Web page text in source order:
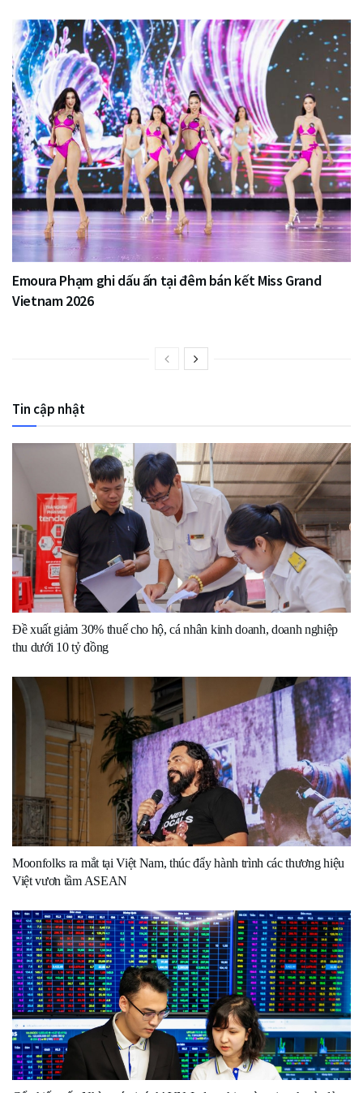
Emoura Phạm ghi dấu ấn tại đêm bán kết Miss Grand
Vietnam 2026
Tin cập nhật
Đề xuất giảm 30% thuế cho hộ, cá nhân kinh doanh, doanh nghiệp
thu dưới 10 tỷ đồng
Moonfolks ra mắt tại Việt Nam, thúc đẩy hành trình các thương hiệu
Việt vươn tầm ASEAN